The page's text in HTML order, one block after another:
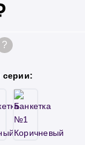
?
серии: